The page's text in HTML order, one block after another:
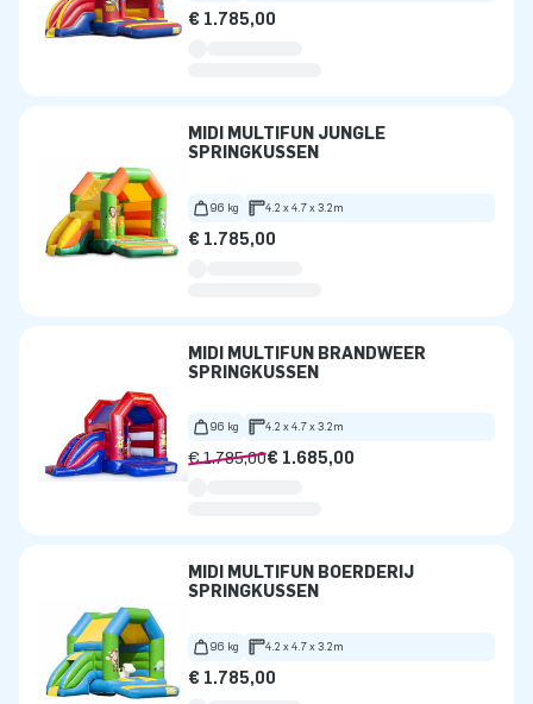
€ 1.785,00
MIDI MULTIFUN JUNGLE
SPRINGKUSSEN
96 kg 4.2 x 4.7 x 3.2m
€ 1.785,00
MIDI MULTIFUN BRANDWEER
SPRINGKUSSEN
96 kg 4.2 x 4.7 x 3.2m
€ 1.785,00€ 1.685,00
MIDI MULTIFUN BOERDERIJ
SPRINGKUSSEN
96 kg 4.2 x 4.7 x 3.2m
€ 1.785,00